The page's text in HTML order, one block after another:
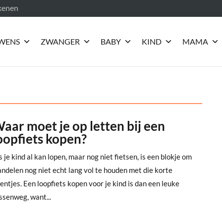
ZWANGER BABY KIND MAMA
moet je op letten bij een
kopen?
je kind al kan lopen, maar nog niet fietsen, is een blokje om
nog niet echt lang vol te houden met die korte
Een loopfiets kopen voor je kind is dan een leuke
want...